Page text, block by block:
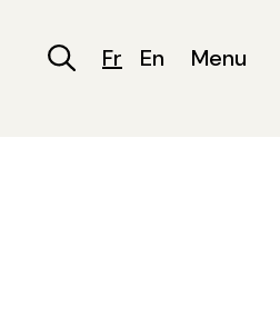
Fr En Menu